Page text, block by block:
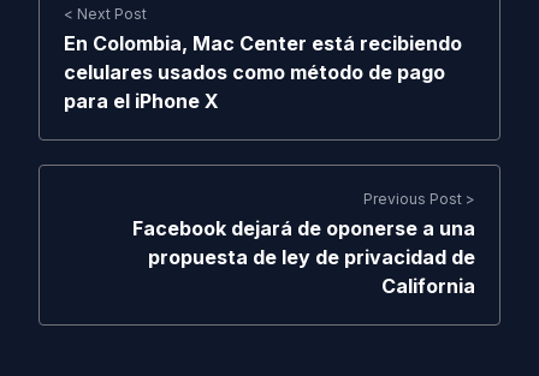
< Next Post
En Colombia, Mac Center está recibiendo
celulares usados como método de pago
para el iPhone X
Previous Post >
Facebook dejará de oponerse a una
propuesta de ley de privacidad de
California